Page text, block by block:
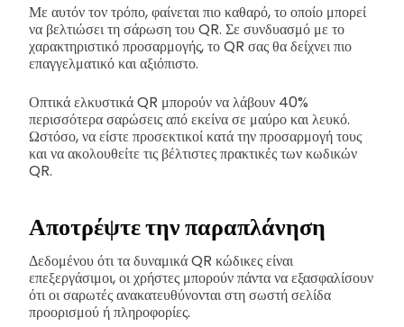
Με αυτόν τον τρόπο, φαίνεται πιο καθαρό, το οποίο μπορεί
να βελτιώσει τη σάρωση του QR. Σε συνδυασμό με το
χαρακτηριστικό προσαρμογής, το QR σας θα δείχνει πιο
επαγγελματικό και αξιόπιστο.
Οπτικά ελκυστικά QR μπορούν να λάβουν 40%
περισσότερα σαρώσεις από εκείνα σε μαύρο και λευκό.
Ωστόσο, να είστε προσεκτικοί κατά την προσαρμογή τους
και να ακολουθείτε τις βέλτιστες πρακτικές των κωδικών
QR.
Αποτρέψτε την παραπλάνηση
Δεδομένου ότι τα δυναμικά QR κώδικες είναι
επεξεργάσιμοι, οι χρήστες μπορούν πάντα να εξασφαλίσουν
ότι οι σαρωτές ανακατευθύνονται στη σωστή σελίδα
προορισμού ή πληροφορίες.